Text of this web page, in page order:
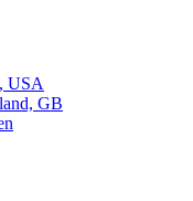
USA
GB